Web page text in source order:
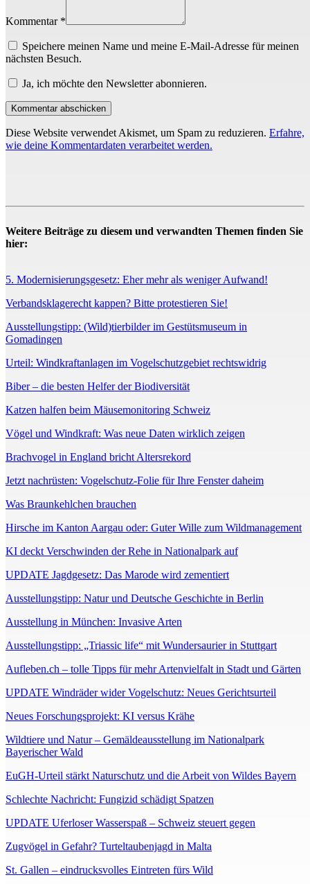
Kommentar *
Speichere meinen Name und meine E-Mail-Adresse für meinen
nächsten Besuch.
Ja, ich möchte den Newsletter abonnieren.
Diese Website verwendet Akismet, um Spam zu reduzieren. Erfahre,
wie deine Kommentardaten verarbeitet werden.
Weitere Beiträge zu diesem und verwandten Themen finden Sie
hier:
5. Modernisierungsgesetz: Eher mehr als weniger Aufwand!
Verbandsklagerecht kappen? Bitte protestieren Sie!
Ausstellungstipp: (Wild)tierbilder im Gestütsmuseum in
Gomadingen
Urteil: Windkraftanlagen im Vogelschutzgebiet rechtswidrig
Biber – die besten Helfer der Biodiversität
Katzen halfen beim Mäusemonitoring Schweiz
Vögel und Windkraft: Was neue Daten wirklich zeigen
Brachvogel in England bricht Altersrekord
Jetzt nachrüsten: Vogelschutz-Folie für Ihre Fenster daheim
Was Braunkehlchen brauchen
Hirsche im Kanton Aargau oder: Guter Wille zum Wildmanagement
KI deckt Verschwinden der Rehe in Nationalpark auf
UPDATE Jagdgesetz: Das Marode wird zementiert
Ausstellungstipp: Natur und Deutsche Geschichte in Berlin
Ausstellung in München: Invasive Arten
Ausstellungstipp: „Triassic life“ mit Wundersaurier in Stuttgart
Aufleben.ch – tolle Tipps für mehr Artenvielfalt in Stadt und Gärten
UPDATE Windräder wider Vogelschutz: Neues Gerichtsurteil
Neues Forschungsprojekt: KI versus Krähe
Wildtiere und Natur – Gemäldeausstellung im Nationalpark
Bayerischer Wald
EuGH-Urteil stärkt Naturschutz und die Arbeit von Wildes Bayern
Schlechte Nachricht: Fungizid schädigt Spatzen
UPDATE Uferloser Wasserspaß – Schweiz steuert gegen
Zugvögel in Gefahr? Turteltaubenjagd in Malta
St. Gallen – eindrucksvolles Eintreten fürs Wild